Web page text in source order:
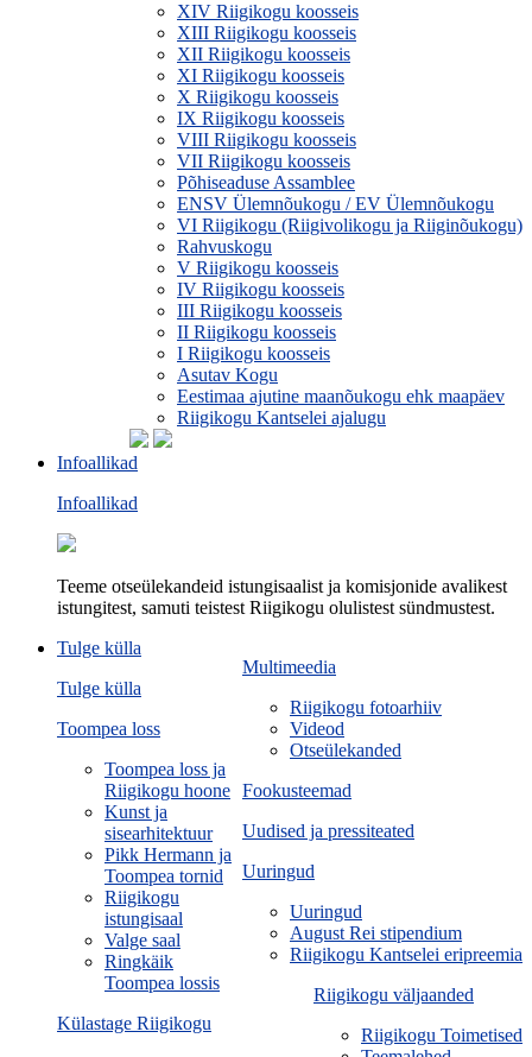
XIV Riigikogu koosseis
XIII Riigikogu koosseis
XII Riigikogu koosseis
XI Riigikogu koosseis
X Riigikogu koosseis
IX Riigikogu koosseis
VIII Riigikogu koosseis
VII Riigikogu koosseis
Põhiseaduse Assamblee
ENSV Ülemnõukogu / EV Ülemnõukogu
VI Riigikogu (Riigivolikogu ja Riiginõukogu)
Rahvuskogu
V Riigikogu koosseis
IV Riigikogu koosseis
III Riigikogu koosseis
II Riigikogu koosseis
I Riigikogu koosseis
Asutav Kogu
Eestimaa ajutine maanõukogu ehk maapäev
Riigikogu Kantselei ajalugu
Infoallikad
Infoallikad
Teeme otseülekandeid istungisaalist ja komisjonide avalikest
istungitest, samuti teistest Riigikogu olulistest sündmustest.
Multimeedia
Riigikogu fotoarhiiv
Videod
Otseülekanded
Fookusteemad
Uudised ja pressiteated
Uuringud
Uuringud
August Rei stipendium
Riigikogu Kantselei eripreemia
Riigikogu väljaanded
Riigikogu Toimetised
Tulge külla
Tulge külla
Toompea loss
Toompea loss ja
Riigikogu hoone
Kunst ja
sisearhitektuur
Pikk Hermann ja
Toompea tornid
Riigikogu
istungisaal
Valge saal
Ringkäik
Toompea lossis
Külastage Riigikogu